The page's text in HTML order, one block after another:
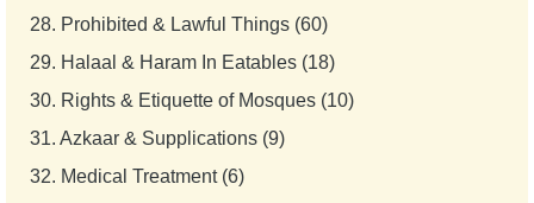
28. Prohibited & Lawful Things (60)
29. Halaal & Haram In Eatables (18)
30. Rights & Etiquette of Mosques (10)
31. Azkaar & Supplications (9)
32. Medical Treatment (6)